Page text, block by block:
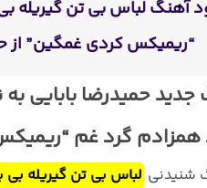
آهنگ لباس بی تن گیریله
“ریمیکس کردی غمگین” از
جدید حمیدرضا بابایی
همزادم گرد غم
شنیدنی لباس بی تن گیریله